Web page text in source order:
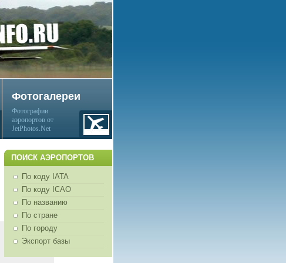
Фотогалереи
Фотографии
аэропортов от
JetPhotos.Net
ПОИСК АЭРОПОРТОВ
По коду IATA
По коду ICAO
По названию
По стране
По городу
Экспорт базы